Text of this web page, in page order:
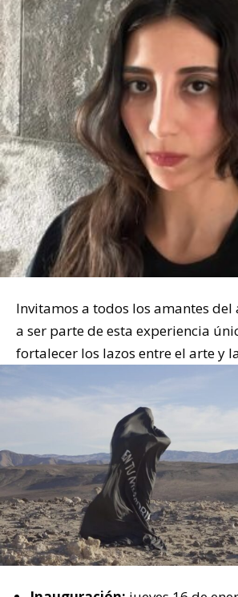
Invitamos a todos los amantes
a ser parte de esta experiencia
fortalecer los lazos entre el arte y